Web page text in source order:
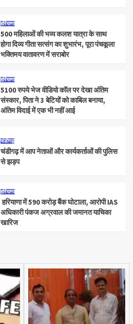
हरियाणा
500 महिलाओं की भव्य कलश यात्रा के साथ
होगा दिव्य गीता सत्संग का शुभारंभ, पूरा पंचकूला
भक्तिमय वातावरण में सराबोर
हरियाणा
5100 रुपये भेज वीडियो कॉल पर देखा अंतिम
संस्कार, पिता ने 3 बेटियों को काबिल बनाया,
अंतिम विदाई में एक भी नहीं आई
चंडीगढ़
चंडीगढ़ में आप नेताओं और कार्यकर्ताओं की पुलिस
से झड़प
हरियाणा
हरियाणा में 590 करोड़ बैंक घोटाला, आरोपी IAS
अधिकारी पंकज अग्रवाल की जमानत याचिका
खारिज